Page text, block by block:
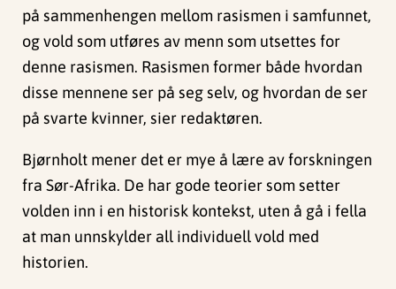
på sammenhengen mellom rasismen i samfunnet,
og vold som utføres av menn som utsettes for
denne rasismen. Rasismen former både hvordan
disse mennene ser på seg selv, og hvordan de ser
på svarte kvinner, sier redaktøren.
Bjørnholt mener det er mye å lære av forskningen
fra Sør-Afrika. De har gode teorier som setter
volden inn i en historisk kontekst, uten å gå i fella
at man unnskylder all individuell vold med
historien.